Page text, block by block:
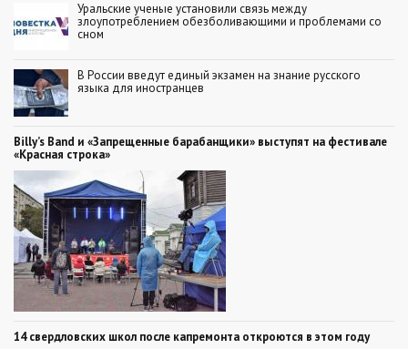
Уральские ученые установили связь между
злоупотреблением обезболивающими и проблемами со
сном
В России введут единый экзамен на знание русского
языка для иностранцев
Billy’s Band и «Запрещенные барабанщики» выступят на фестивале
«Красная строка»
14 свердловских школ после капремонта откроются в этом году